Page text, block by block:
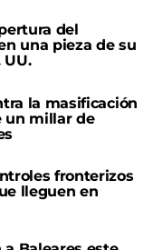
del
una pieza de su
UU.
la masificación
un millar de
fronterizos
lleguen en